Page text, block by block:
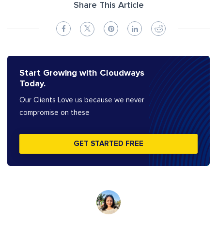
Share This Article
Start Growing with Cloudways
Today.
Our Clients Love us because we never
compromise on these
GET STARTED FREE